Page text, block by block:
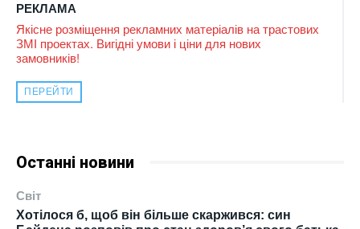
РЕКЛАМА
Якісне розміщення рекламних матеріалів на трастових
ЗМІ проектах. Вигідні умови і ціни для нових
замовників!
ПЕРЕЙТИ
Останні новини
Світ
Хотілося б, щоб він більше скаржився: син